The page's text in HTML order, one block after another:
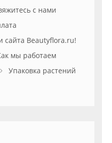
с нами
сайта Beautyflora.ru!
мы работаем
Упаковка растений